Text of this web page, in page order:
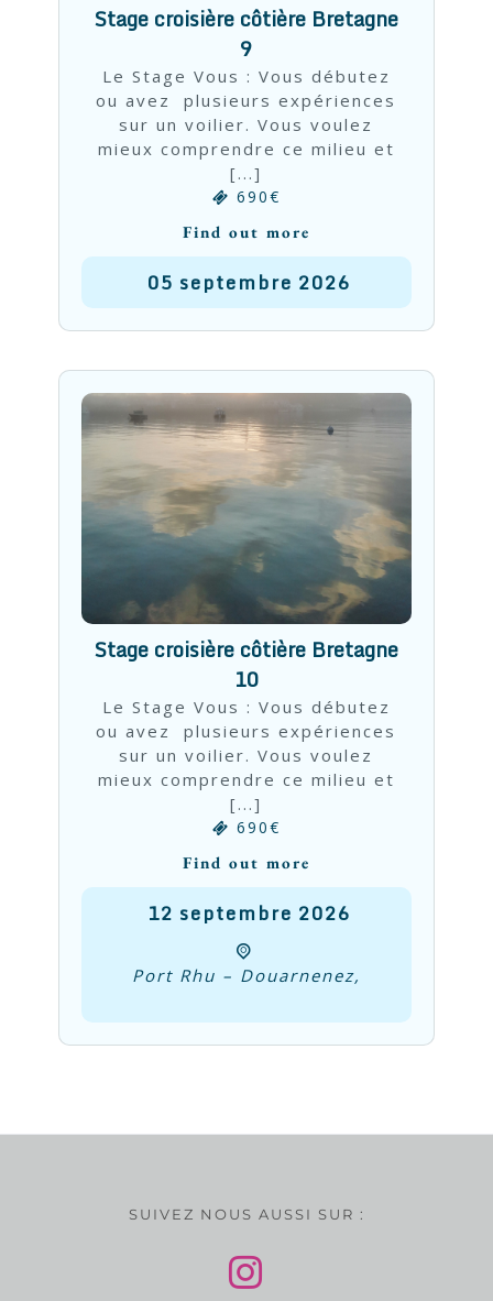
Stage croisière côtière Bretagne
9
Le Stage Vous : Vous débutez
ou avez plusieurs expériences
sur un voilier. Vous voulez
mieux comprendre ce milieu et
[...]
690€
Find out more
05 septembre 2026
Stage croisière côtière Bretagne
10
Le Stage Vous : Vous débutez
ou avez plusieurs expériences
sur un voilier. Vous voulez
mieux comprendre ce milieu et
[...]
690€
Find out more
12 septembre 2026
Port Rhu – Douarnenez,
SUIVEZ NOUS AUSSI SUR :